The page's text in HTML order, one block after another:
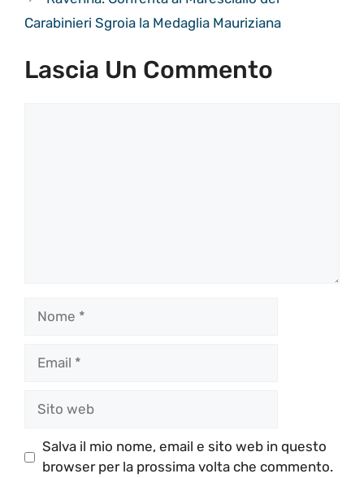
Carabinieri Sgroia la Medaglia Mauriziana
Lascia Un Commento
Salva il mio nome, email e sito web in questo
browser per la prossima volta che commento.